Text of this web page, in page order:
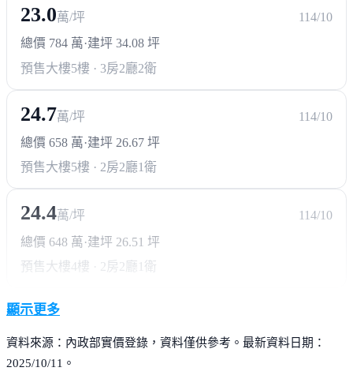
23.0萬/坪
114/10
總價 784 萬·建坪 34.08 坪
預售大樓5樓 · 3房2廳2衛
24.7萬/坪
114/10
總價 658 萬·建坪 26.67 坪
預售大樓5樓 · 2房2廳1衛
24.4萬/坪
114/10
總價 648 萬 ·建坪 26.51 坪
預售大樓4樓 · 2房2廳1衛
顯示更多
資料來源：內政部實價登錄，資料僅供參考。最新資料日期：
2025/10/11。